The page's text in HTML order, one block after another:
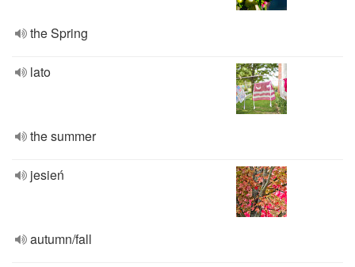
the Spring
lato
the summer
jesień
autumn/fall